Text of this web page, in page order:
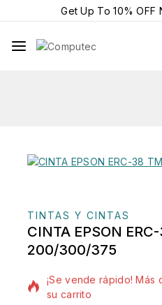
Get Up To10% OFF
TINTAS Y CINTAS
CINTA EPSON
200/300/375
15 productos vendidos
¡Se vende rápido! Más
su carrito